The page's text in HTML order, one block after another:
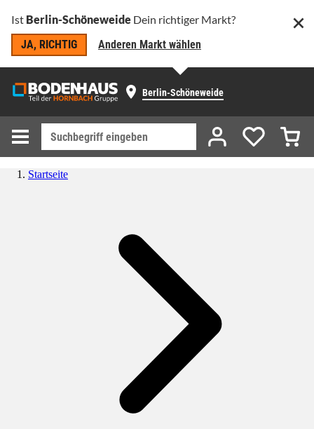
Ist Berlin-Schöneweide Dein richtiger Markt?
JA, RICHTIG
Anderen Markt wählen
Berlin-Schöneweide
Startseite